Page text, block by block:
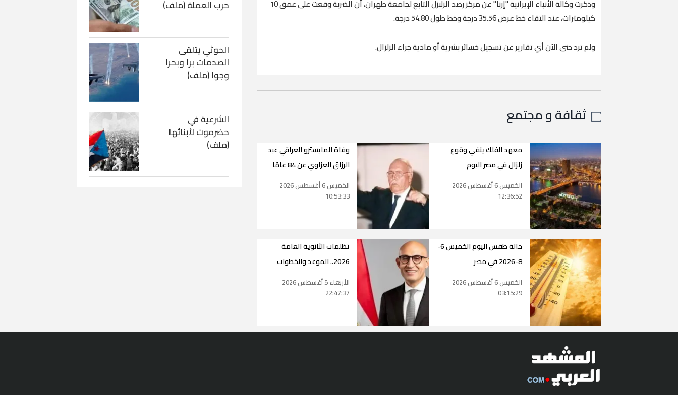
وذكرت وكالة الأنباء الإيرانية "إرنا" عن مركز رصد الزلازل التابع لجامعة طهران، أن الضربة وقعت على عمق 10
كيلومترات، عند التقاء خط عرض 35.56 درجة وخط طول 54.80 درجة.
ولم ترد حتى الآن أي تقارير عن تسجيل خسائر بشرية أو مادية جراء الزلزال.
ثقافة و مجتمع
معهد الفلك ينفي وقوع
زلزال في مصر اليوم
الخميس 6 أغسطس 2026
12:36:52
وفاة المايسترو العراقي عبد
الرزاق العزاوي عن 84 عامًا
الخميس 6 أغسطس 2026
10:53:33
حالة طقس اليوم الخميس 6-
8-2026 في مصر
الخميس 6 أغسطس 2026
03:15:29
تظلمات الثانوية العامة
2026.. الموعد والخطوات
الأربعاء 5 أغسطس 2026
22:47:37
حرب العملة (ملف)
الحوثي يتلقى
الصدمات برا وبحرا
وجوا (ملف)
الشرعية في
حضرموت لأبنائها
(ملف)